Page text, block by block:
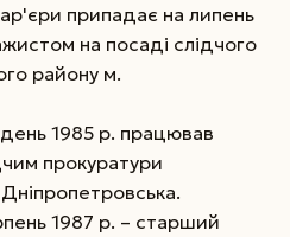
припадає на липень
на посаді слідчого
району м.
1985 р. працював
прокуратури
1987 р. – старший